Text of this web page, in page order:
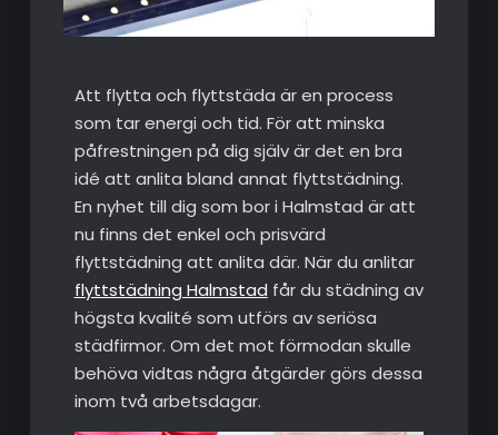
Att flytta och flyttstäda är en process
som tar energi och tid. För att minska
påfrestningen på dig själv är det en bra
idé att anlita bland annat flyttstädning.
En nyhet till dig som bor i Halmstad är att
nu finns det enkel och prisvärd
flyttstädning att anlita där. När du anlitar
flyttstädning Halmstad får du städning av
högsta kvalité som utförs av seriösa
städfirmor. Om det mot förmodan skulle
behöva vidtas några åtgärder görs dessa
inom två arbetsdagar.